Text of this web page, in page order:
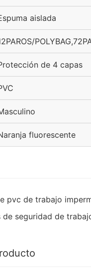
aislada
de 4 capas
fluorescente
pvc de trabajo
seguridad de